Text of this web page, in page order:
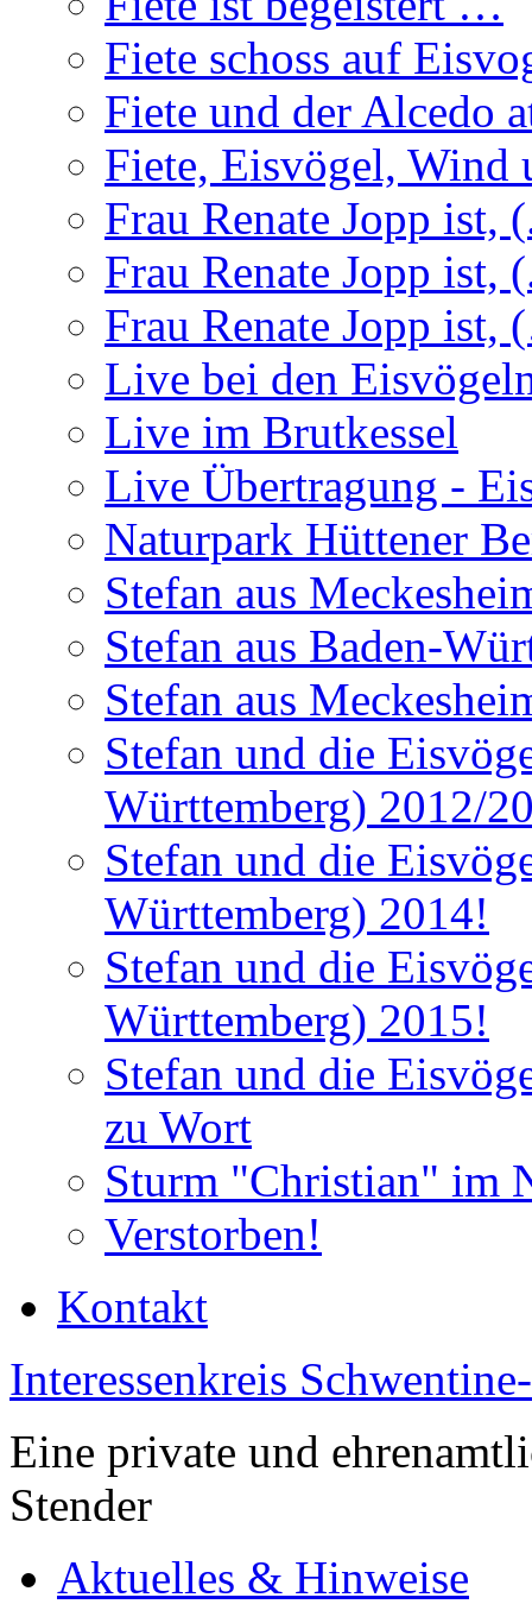
Fiete schoss auf
Fiete und der Alcedo
Fiete, Eisvögel, Wind
Frau Renate Jopp ist,
Frau Renate Jopp ist,
Frau Renate Jopp
Live bei den
Live im Brutkessel
Live Übertragung -
Naturpark Hüttener
Stefan aus
Stefan aus Baden-
Stefan aus
Stefan und die
Württemberg) 2012/
Stefan und die
Württemberg) 2014!
Stefan und die
Württemberg) 2015!
Stefan und die
zu Wort
Sturm "Christian" im
Verstorben!
Kontakt
Interessenkreis
Eine private und
Stender
Aktuelles & Hinweise